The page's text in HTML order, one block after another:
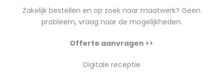
Zakelijk bestellen en op zoek naar maatwerk? Geen
probleem, vraag naar de mogelijkheden.
Offerte aanvragen >>
Digitale receptie